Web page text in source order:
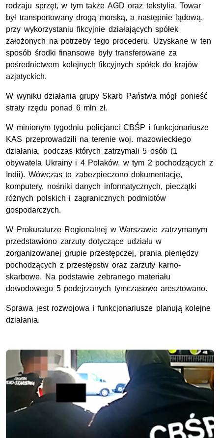
rodzaju sprzęt, w tym także AGD oraz tekstylia. Towar
był transportowany drogą morską, a następnie lądową,
przy wykorzystaniu fikcyjnie działających spółek
założonych na potrzeby tego procederu. Uzyskane w ten
sposób środki finansowe były transferowane za
pośrednictwem kolejnych fikcyjnych spółek do krajów
azjatyckich.
W wyniku działania grupy Skarb Państwa mógł ponieść
straty rzędu ponad 6 mln zł.
W minionym tygodniu policjanci CBŚP i funkcjonariusze
KAS przeprowadzili na terenie woj. mazowieckiego
działania, podczas których zatrzymali 5 osób (1
obywatela Ukrainy i 4 Polaków, w tym 2 pochodzących z
Indii). Wówczas to zabezpieczono dokumentację,
komputery, nośniki danych informatycznych, pieczątki
różnych polskich i zagranicznych podmiotów
gospodarczych.
W Prokuraturze Regionalnej w Warszawie zatrzymanym
przedstawiono zarzuty dotyczące udziału w
zorganizowanej grupie przestępczej, prania pieniędzy
pochodzących z przestępstw oraz zarzuty karno-
skarbowe. Na podstawie zebranego materiału
dowodowego 5 podejrzanych tymczasowo aresztowano.
Sprawa jest rozwojowa i funkcjonariusze planują kolejne
działania.